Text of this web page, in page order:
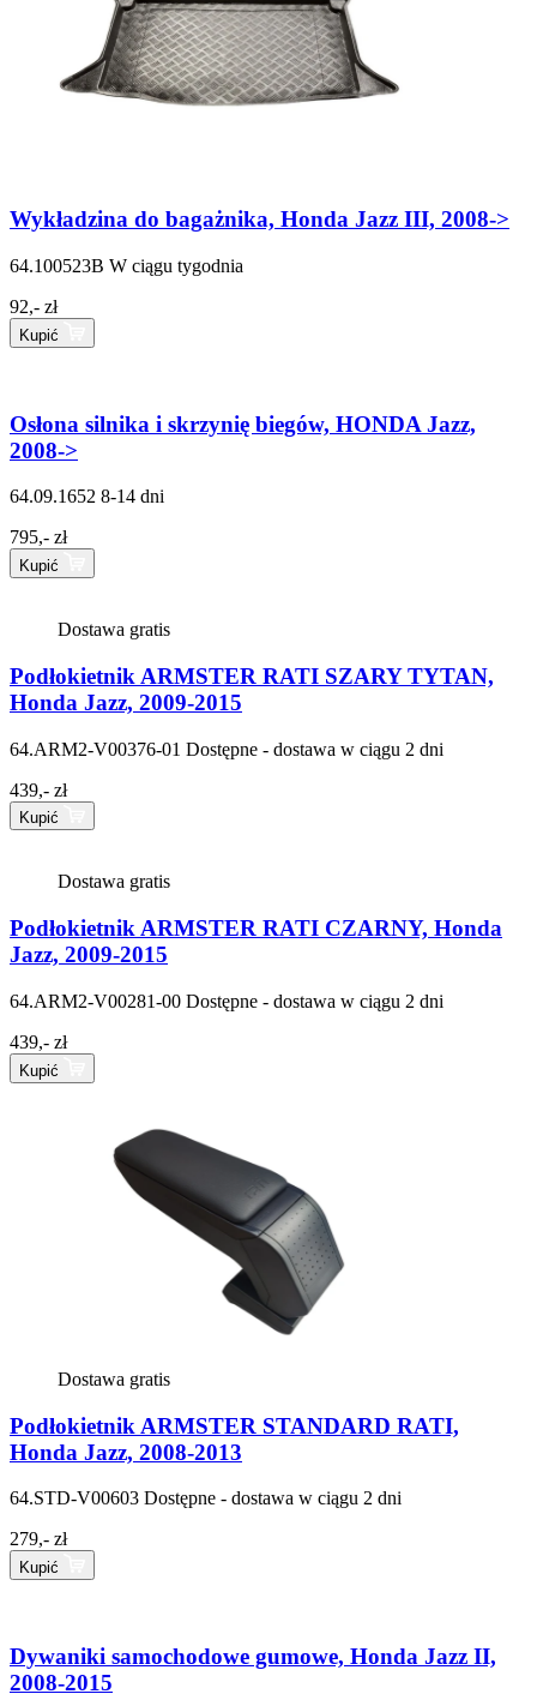
Wykładzina do bagażnika, Honda Jazz III, 2008->
64.100523B W ciągu tygodnia
92,- zł
Kupić
Osłona silnika i skrzynię biegów, HONDA Jazz,
2008->
64.09.1652 8-14 dni
795,- zł
Kupić
Dostawa gratis
Podłokietnik ARMSTER RATI SZARY TYTAN,
Honda Jazz, 2009-2015
64.ARM2-V00376-01 Dostępne - dostawa w ciągu 2 dni
439,- zł
Kupić
Dostawa gratis
Podłokietnik ARMSTER RATI CZARNY, Honda
Jazz, 2009-2015
64.ARM2-V00281-00 Dostępne - dostawa w ciągu 2 dni
439,- zł
Kupić
Dostawa gratis
Podłokietnik ARMSTER STANDARD RATI,
Honda Jazz, 2008-2013
64.STD-V00603 Dostępne - dostawa w ciągu 2 dni
279,- zł
Kupić
Dywaniki samochodowe gumowe, Honda Jazz II,
2008-2015